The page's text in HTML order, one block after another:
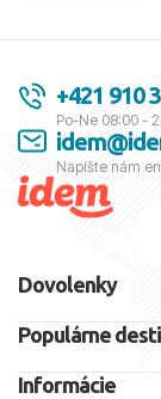
+421 910
Po-Ne 08:00 -
Napíšte nám
Dovolenky
Populárne
Informácie